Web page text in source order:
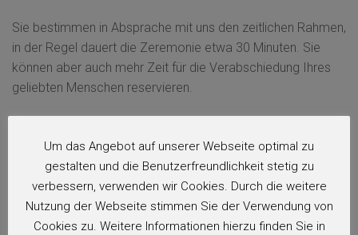
Sie bestimmen in Absprache mit uns den zeitlichen Rahmen,
in der Regel dauert die Zeremonie etwa 30 Minuten. Sie
können aber auch mehr Zeit für die Verabschiedung Ihres
geliebten Menschen reservieren.
Seelenmesse
Als „Seelenamt“ wird in der römisch-katholischen und in der
Ostkirche jene Messe im Gedenken an Verstorbene
Um das Angebot auf unserer Webseite optimal zu
gestalten und die Benutzerfreundlichkeit stetig zu
verbessern, verwenden wir Cookies. Durch die weitere
Nutzung der Webseite stimmen Sie der Verwendung von
Cookies zu. Weitere Informationen hierzu finden Sie in